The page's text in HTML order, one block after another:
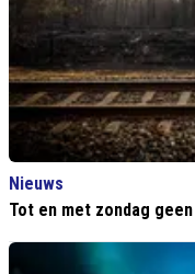
Nieuws
Tot en met zondag